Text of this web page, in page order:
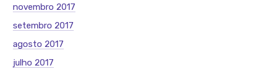
novembro 2017
setembro 2017
agosto 2017
julho 2017